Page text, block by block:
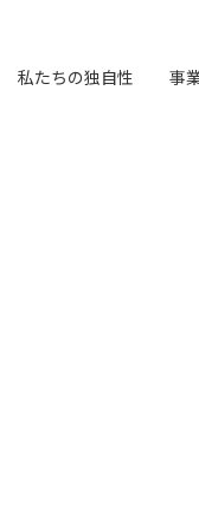
私たちの独自性 事